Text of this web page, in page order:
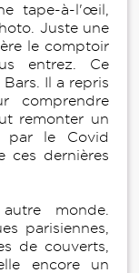
tape-à-l'œil,
Juste une
le comptoir
entrez. Ce
Il a repris
comprendre
remonter un
par le Covid
ces dernières
monde.
parisiennes,
de couverts,
encore un